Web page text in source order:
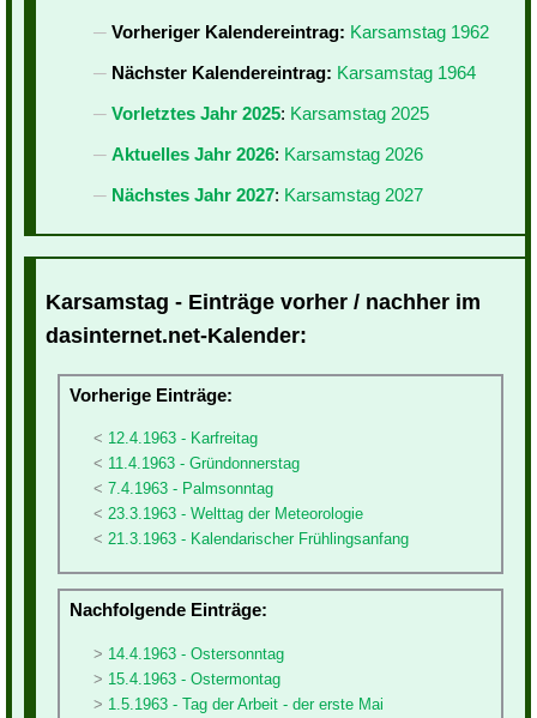
Vorheriger Kalendereintrag: Karsamstag 1962
Nächster Kalendereintrag: Karsamstag 1964
Vorletztes Jahr 2025: Karsamstag 2025
Aktuelles Jahr 2026: Karsamstag 2026
Nächstes Jahr 2027: Karsamstag 2027
Karsamstag - Einträge vorher / nachher im
dasinternet.net-Kalender:
Vorherige Einträge:
12.4.1963 - Karfreitag
11.4.1963 - Gründonnerstag
7.4.1963 - Palmsonntag
23.3.1963 - Welttag der Meteorologie
21.3.1963 - Kalendarischer Frühlingsanfang
Nachfolgende Einträge:
14.4.1963 - Ostersonntag
15.4.1963 - Ostermontag
1.5.1963 - Tag der Arbeit - der erste Mai